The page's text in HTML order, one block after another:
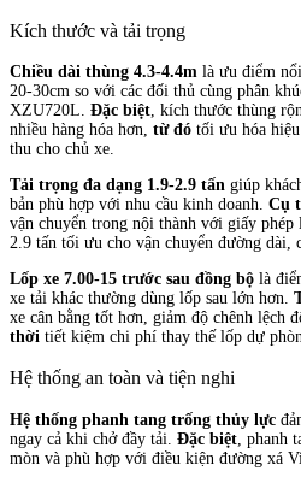
Kích thước và tải trọng
Chiều dài thùng 4.3-4.4m là ưu điểm
20-30cm so với các đối thủ cùng phân
XZU720L. Đặc biệt, kích thước thùng
nhiều hàng hóa hơn, từ đó tối ưu hóa
thu cho chủ xe.
Tải trọng đa dạng 1.9-2.9 tấn giúp
bản phù hợp với nhu cầu kinh doanh. Cụ
vận chuyển trong nội thành với giấy phép
2.9 tấn tối ưu cho vận chuyển đường dài,
Lốp xe 7.00-15 trước sau đồng bộ là
xe tải khác thường dùng lốp sau lớn hơn.
xe cân bằng tốt hơn, giảm độ chênh lệch
thời tiết kiệm chi phí thay thế lốp dự
Hệ thống an toàn và tiện nghi
Hệ thống phanh tang trống thủy lực
ngay cả khi chở đầy tải. Đặc biệt , phanh
mòn và phù hợp với điều kiện đường xá